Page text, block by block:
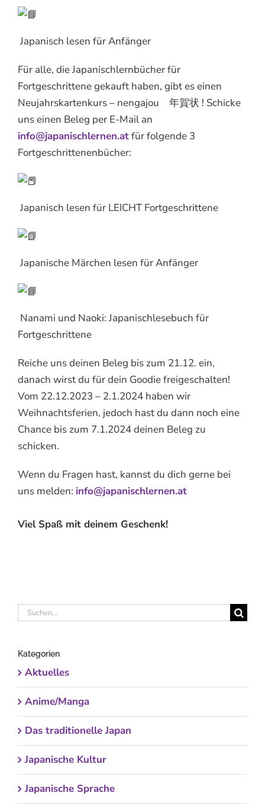
Japanisch lesen für Anfänger
Für alle, die Japanischlernbücher für
Fortgeschrittene gekauft haben, gibt es einen
Neujahrskartenkurs – nengajou 年賀状 ! Schicke
uns einen Beleg per E-Mail an
info@japanischlernen.atfür folgende 3
Fortgeschrittenenbücher:
Japanisch lesen für LEICHT Fortgeschrittene
Japanische Märchen lesen für Anfänger
Nanami und Naoki: Japanischlesebuch für
Fortgeschrittene
Reiche uns deinen Beleg bis zum 21.12. ein,
danach wirst du für dein Goodie freigeschalten!
Vom 22.12.2023 – 2.1.2024 haben wir
Weihnachtsferien, jedoch hast du dann noch eine
Chance bis zum 7.1.2024 deinen Beleg zu
schicken.
Wenn du Fragen hast, kannst du dich gerne bei
uns melden: info@japanischlernen.at
Viel Spaß mit deinem Geschenk!
Suche
Kategorien
Aktuelles
Anime/Manga
Das traditionelle Japan
Japanische Kultur
Japanische Sprache